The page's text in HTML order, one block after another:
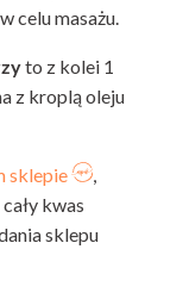
w celu masażu.
to z kolei 1
z kroplą oleju
sklepie
,
kwas
sklepu